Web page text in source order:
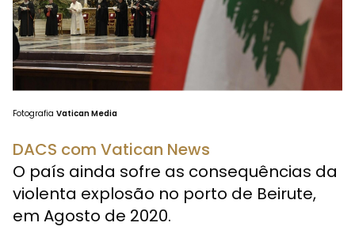
Fotografia Vatican Media
DACS com Vatican News
O país ainda sofre as consequências da
violenta explosão no porto de Beirute,
em Agosto de 2020.